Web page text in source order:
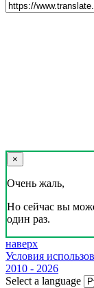
×
Очень жаль,
Но сейчас вы
один раз.
наверх
Условия
2010 - 2026
Select a language